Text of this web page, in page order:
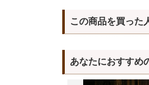
この商品を買った
あなたにおすすめ